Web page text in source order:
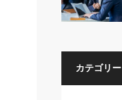
カテゴリー